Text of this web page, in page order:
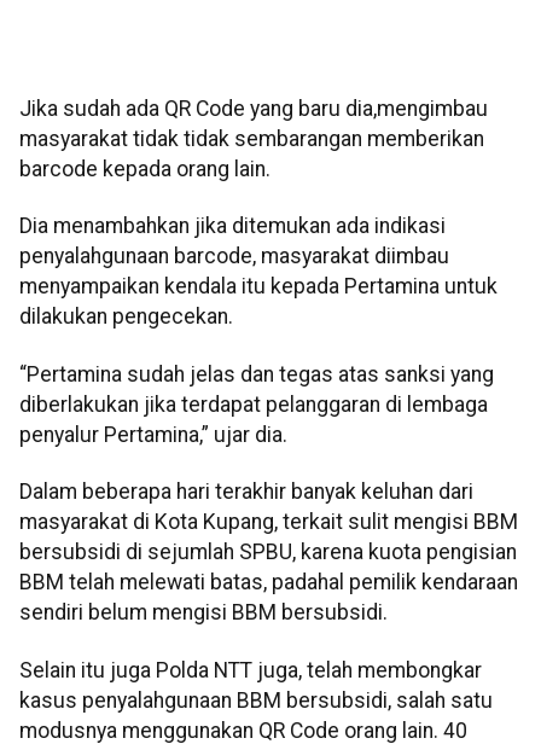
Jika sudah ada QR Code yang baru dia,mengimbau
masyarakat tidak tidak sembarangan memberikan
barcode kepada orang lain.
Dia menambahkan jika ditemukan ada indikasi
penyalahgunaan barcode, masyarakat diimbau
menyampaikan kendala itu kepada Pertamina untuk
dilakukan pengecekan.
“Pertamina sudah jelas dan tegas atas sanksi yang
diberlakukan jika terdapat pelanggaran di lembaga
penyalur Pertamina,” ujar dia.
Dalam beberapa hari terakhir banyak keluhan dari
masyarakat di Kota Kupang, terkait sulit mengisi BBM
bersubsidi di sejumlah SPBU, karena kuota pengisian
BBM telah melewati batas, padahal pemilik kendaraan
sendiri belum mengisi BBM bersubsidi.
Selain itu juga Polda NTT juga, telah membongkar
kasus penyalahgunaan BBM bersubsidi, salah satu
modusnya menggunakan QR Code orang lain. 40